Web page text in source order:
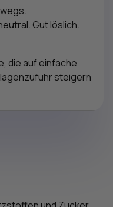
Gut löslich.
die auf einfache
steigern